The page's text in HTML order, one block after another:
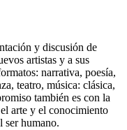
y discusión de
artistas y a sus
narrativa, poesía,
teatro, música: clásica,
también es con la
arte y el conocimiento
ser humano.